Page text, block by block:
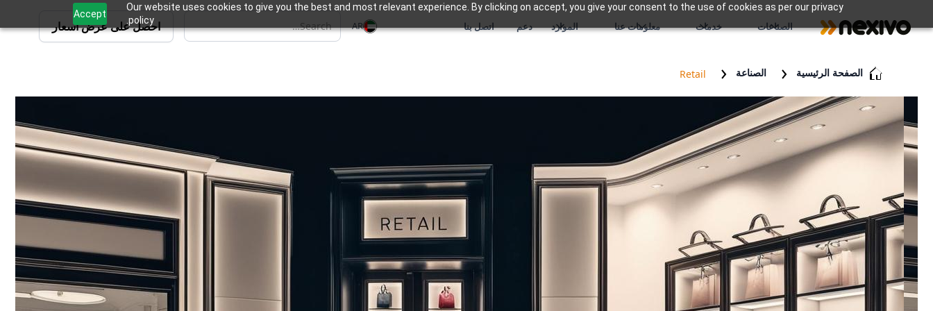
Our website uses cookies to give you the best and most relevant experience. By clicking on accept, you give your consent to the use of cookies as per our privacy
policy.
Accept
الصناعات خدمات معلومات عنا الموارد دعم اتصل بنا AR احصل على عرض أسعار
الصفحة الرئيسية الصناعة Retail
البيع بالتجزئة
تقدم Zoho مجموعة شاملة لصناعة البيع بالتجزئة، مما
يتيح الإدارة السلسة عبر مشاركة العملاء والمبيعات
والمخزون والعمليات.